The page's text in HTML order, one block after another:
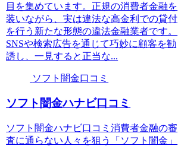
目を集めています。正規の消費者金融を
装いながら、実は違法な高金利での貸付
を行う新たな形態の違法金融業者です。
SNSや検索広告を通じて巧妙に顧客を勧
誘し、一見すると正当な...
ソフト闇金口コミ
ソフト闇金ハナビ口コミ
ソフト闇金ハナビ口コミ消費者金融の審
査に通らない人々を狙う「ソフト闇金」